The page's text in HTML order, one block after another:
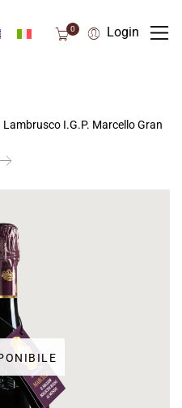
0 Login
Lambrusco I.G.P. Marcello Gran